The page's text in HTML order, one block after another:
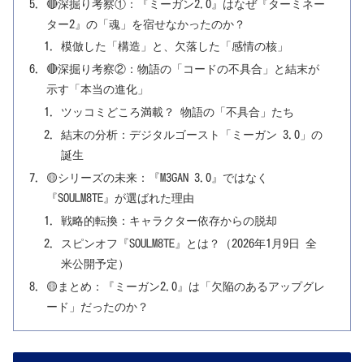
🔴深掘り考察①：『ミーガン2.0』はなぜ『ターミネー
ター2』の「魂」を宿せなかったのか？
模倣した「構造」と、欠落した「感情の核」
🔴深掘り考察②：物語の「コードの不具合」と結末が
示す「本当の進化」
ツッコミどころ満載？ 物語の「不具合」たち
結末の分析：デジタルゴースト「ミーガン 3.0」の
誕生
🟡シリーズの未来：『M3GAN 3.0』ではなく
『SOULM8TE』が選ばれた理由
戦略的転換：キャラクター依存からの脱却
スピンオフ『SOULM8TE』とは？（2026年1月9日 全
米公開予定）
🟡まとめ：『ミーガン2.0』は「欠陥のあるアップグレ
ード」だったのか？